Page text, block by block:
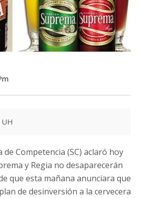
UH
Competencia (SC) aclaró hoy
y Regia no desaparecerán
que esta mañana anunciara que
de desinversión a la cervecera